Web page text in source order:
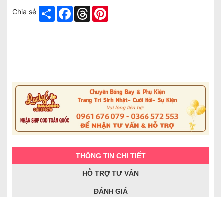
Chia sẻ: Share Facebook
Threads
THÔNG TIN CHI TIẾT
HỖ TRỢ TƯ VẤN
ĐÁNH GIÁ